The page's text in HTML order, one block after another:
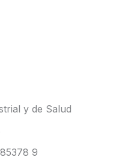
y de Salud
9